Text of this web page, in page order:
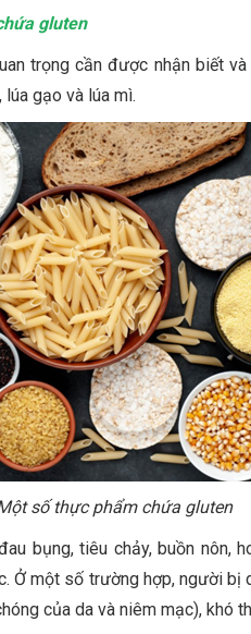
gluten
trọng cần được nhận biết
gạo và lúa mì.
số thực phẩm chứa gluten
bụng, tiêu chảy, buồn nôn,
Ở một số trường hợp, người
của da và niêm mạc), khó